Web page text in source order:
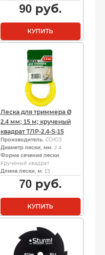
90руб.
КУПИТЬ
Леска для триммера Ø
2.4 мм; 15 м; крученый
квадрат ТЛР-2.4-S-15
Производитель: СОЮЗ
Диаметр лески, мм: 2.4
Форма сечения лески:
Крученый квадрат
Длина лески, м: 15
70руб.
КУПИТЬ